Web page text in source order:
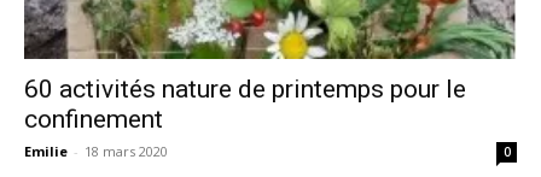
60 activités nature de printemps pour le
confinement
Emilie - 18 mars 2020 0